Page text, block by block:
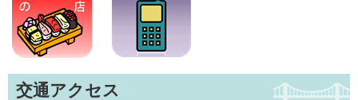
交通アクセス